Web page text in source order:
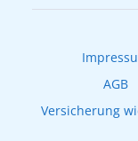
AGB
Versicherung